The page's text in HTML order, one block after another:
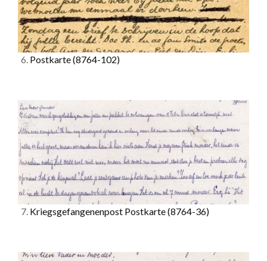
6. Postkarte(8764-102)
7. Kriegsgefangenenpost Postkarte(8764-36)